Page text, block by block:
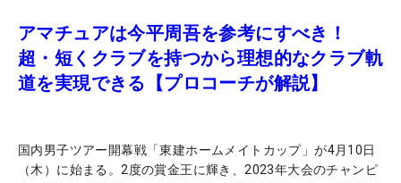
アマチュアは今平周吾を参考にすべき！
超・短くクラブを持つから理想的なクラブ軌
道を実現できる【プロコーチが解説】
国内男子ツアー開幕戦「東建ホームメイトカップ」が4月10日
（木）に始まる。2度の賞金王に輝き、2023年大会のチャンピ